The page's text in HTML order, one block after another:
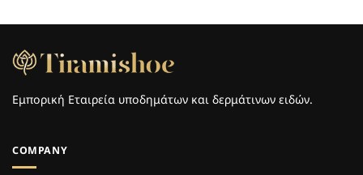
Εμπορική Εταιρεία υποδημάτων και δερμάτινων ειδών.
COMPANY